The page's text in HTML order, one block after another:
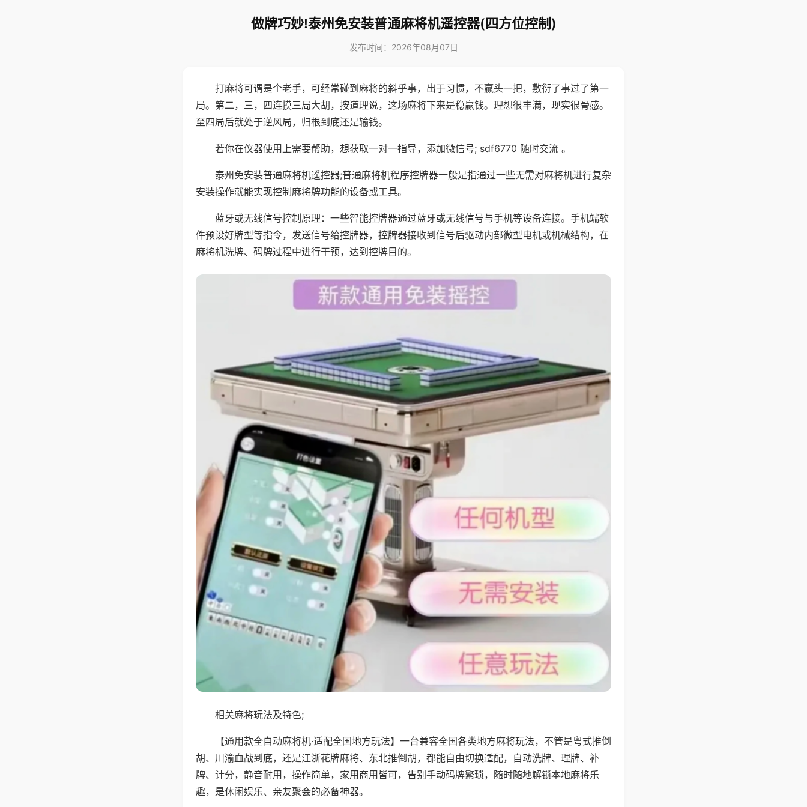
做牌巧妙!泰州免安装普通麻将机遥控器(四方位控制)
发布时间：2026年08月07日
打麻将可谓是个老手，可经常碰到麻将的斜乎事，出于习惯，不赢头一把，敷衍了事过了第一
局。第二，三，四连摸三局大胡，按道理说，这场麻将下来是稳赢钱。理想很丰满，现实很骨感。
至四局后就处于逆风局，归根到底还是输钱。
若你在仪器使用上需要帮助，想获取一对一指导，添加微信号; sdf6770 随时交流 。
泰州免安装普通麻将机遥控器;普通麻将机程序控牌器一般是指通过一些无需对麻将机进行复杂
安装操作就能实现控制麻将牌功能的设备或工具。
蓝牙或无线信号控制原理：一些智能控牌器通过蓝牙或无线信号与手机等设备连接。手机端软
件预设好牌型等指令，发送信号给控牌器，控牌器接收到信号后驱动内部微型电机或机械结构，在
麻将机洗牌、码牌过程中进行干预，达到控牌目的。
相关麻将玩法及特色;
【通用款全自动麻将机·适配全国地方玩法】一台兼容全国各类地方麻将玩法，不管是粤式推倒
胡、川渝血战到底，还是江浙花牌麻将、东北推倒胡，都能自由切换适配，自动洗牌、理牌、补
牌、计分，静音耐用，操作简单，家用商用皆可，告别手动码牌繁琐，随时随地解锁本地麻将乐
趣，是休闲娱乐、亲友聚会的必备神器。